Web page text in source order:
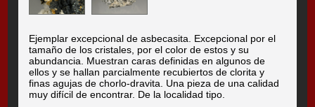
Ejemplar excepcional de asbecasita. Excepcional por el
tamaño de los cristales, por el color de estos y su
abundancia. Muestran caras definidas en algunos de
ellos y se hallan parcialmente recubiertos de clorita y
finas agujas de chorlo-dravita. Una pieza de una calidad
muy difícil de encontrar. De la localidad tipo.